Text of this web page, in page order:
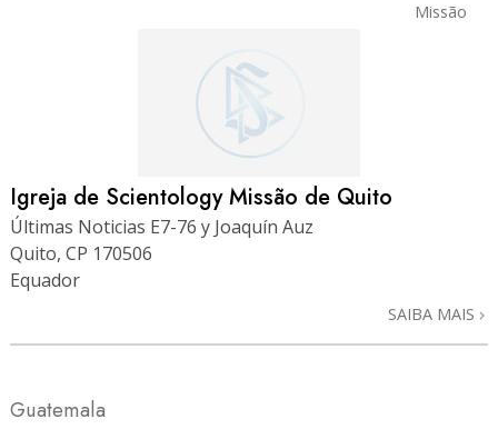
Missão
Igreja de Scientology Missão de Quito
Últimas Noticias E7-76 y Joaquín Auz
Quito, CP 170506
Equador
SAIBA MAIS
Guatemala